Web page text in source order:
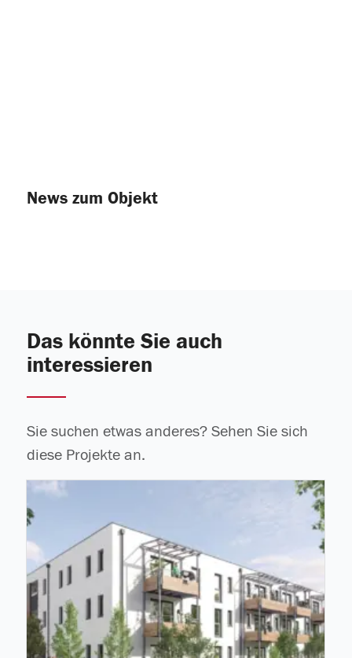
News zum Objekt
Das könnte Sie auch
interessieren
Sie suchen etwas anderes? Sehen Sie sich
diese Projekte an.